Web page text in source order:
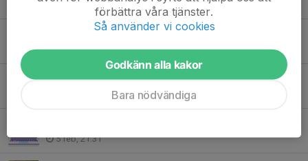
17 mar, 10:03
Sportlov, vi har stängt 24/2, 26/2 i luftgevärshallen
21 feb, 16:27
Kretsmästerskap i Fältskytte 6,5 2026
5 feb, 21:31
förbättra våra tjänster.
Så använder vi cookies
Godkänn alla kakor
Bara nödvändiga